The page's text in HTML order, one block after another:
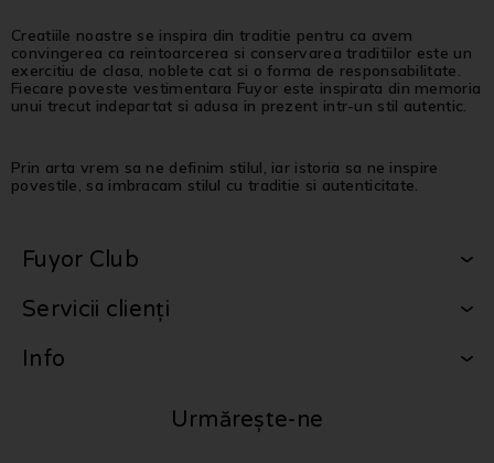
Creatiile noastre se inspira din traditie pentru ca avem
convingerea ca reintoarcerea si conservarea traditiilor este un
exercitiu de clasa, noblete cat si o forma de responsabilitate.
Fiecare poveste vestimentara Fuyor este inspirata din memoria
unui trecut indepartat si adusa in prezent intr-un stil autentic.
Prin arta vrem sa ne definim stilul, iar istoria sa ne inspire
povestile, sa imbracam stilul cu traditie si autenticitate.
Fuyor Club
Servicii clienți
Info
Urmărește-ne